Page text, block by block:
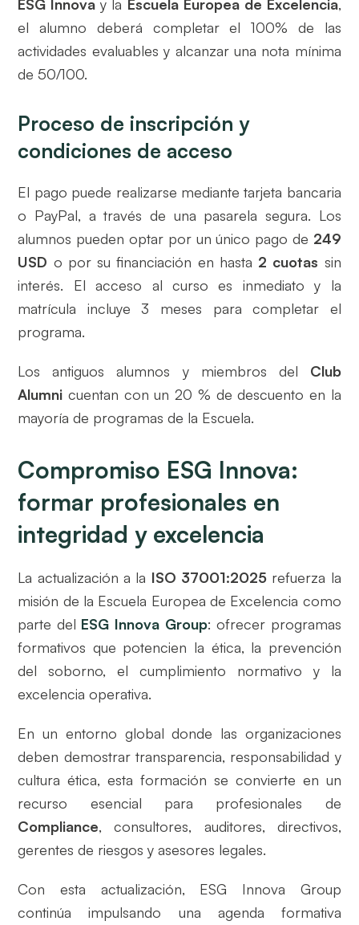
ESG Innova y la Escuela Europea de Excelencia,
el alumno deberá completar el 100% de las
actividades evaluables y alcanzar una nota mínima
de 50/100.
Proceso de inscripción y
condiciones de acceso
El pago puede realizarse mediante tarjeta bancaria
o PayPal, a través de una pasarela segura. Los
alumnos pueden optar por un único pago de 249
USD o por su financiación en hasta 2 cuotas sin
interés. El acceso al curso es inmediato y la
matrícula incluye 3 meses para completar el
programa.
Los antiguos alumnos y miembros del Club
Alumni cuentan con un 20 % de descuento en la
mayoría de programas de la Escuela.
Compromiso ESG Innova:
formar profesionales en
integridad y excelencia
La actualización a la ISO 37001:2025refuerza la
misión de la Escuela Europea de Excelencia como
parte del ESG Innova Group: ofrecer programas
formativos que potencien la ética, la prevención
del soborno, el cumplimiento normativo y la
excelencia operativa.
En un entorno global donde las organizaciones
deben demostrar transparencia, responsabilidad y
cultura ética, esta formación se convierte en un
recurso esencial para profesionales de
Compliance, consultores, auditores, directivos,
gerentes de riesgos y asesores legales.
Con esta actualización, ESG Innova Group
continúa impulsando una agenda formativa